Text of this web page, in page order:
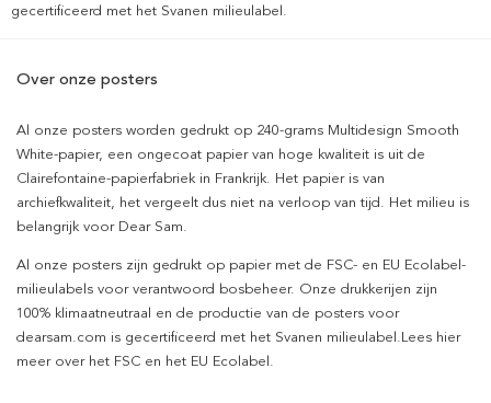
gecertificeerd met het Svanen milieulabel.
Over onze posters
Al onze posters worden gedrukt op 240-grams Multidesign Smooth
White-papier, een ongecoat papier van hoge kwaliteit is uit de
Clairefontaine-papierfabriek in Frankrijk. Het papier is van
archiefkwaliteit, het vergeelt dus niet na verloop van tijd. Het milieu is
belangrijk voor Dear Sam.
Al onze posters zijn gedrukt op papier met de FSC- en EU Ecolabel-
milieulabels voor verantwoord bosbeheer. Onze drukkerijen zijn
100% klimaatneutraal en de productie van de posters voor
dearsam.com is gecertificeerd met het Svanen milieulabel.Lees hier
meer over het FSC en het EU Ecolabel.